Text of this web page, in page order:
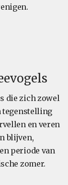
die zich zowel
tegenstelling
en veren
blijven,
periode van
zomer.